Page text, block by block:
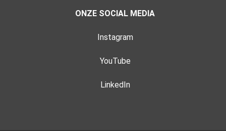
ONZE SOCIAL MEDIA
Instagram
YouTube
LinkedIn